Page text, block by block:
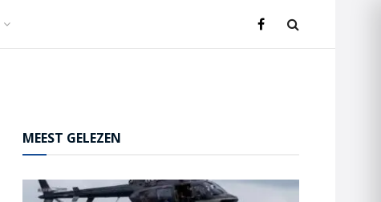
MEEST GELEZEN